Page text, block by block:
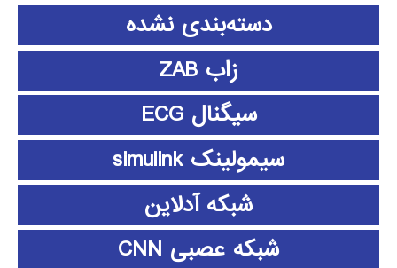
دسته‌بندی نشده
زاب ZAB
سیگنال ECG
سیمولینک simulink
شبکه آدلاین
شبکه عصبی CNN